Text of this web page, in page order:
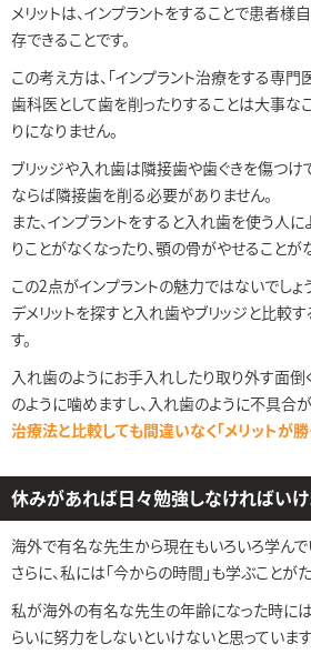
メリットは、インプラントをすることで患者
存できることです。
この考え方は、「インプラント治療をする専門
歯科医として歯を削ったりすることは大事な
りになりません。
ブリッジや入れ歯は隣接歯や歯ぐきを傷つけ
ならば隣接歯を削る必要がありません。
また、インプラントをすると入れ歯を使う人に
りことがなくなったり、顎の骨がやせることが
この2点がインプラントの魅力ではないでしょ
デメリットを探すと入れ歯やブリッジと比較
す。
入れ歯のようにお手入れしたり取り外す面倒
のように噛めますし、入れ歯のように不具合
治療法と比較しても間違いなく「メリットが勝
休みがあれば日々勉強しなければい
海外で有名な先生から現在もいろいろ学んで
さらに、私には「今からの時間」も学ぶことが
私が海外の有名な先生の年齢になった時に
らいに努力をしないといけないと思っています